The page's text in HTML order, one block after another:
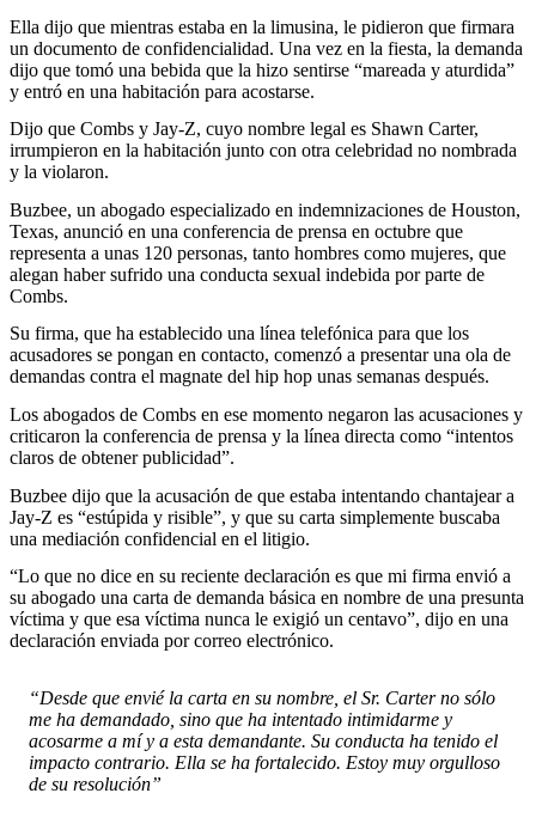
Ella dijo que mientras estaba en la limusina, le pidieron que firmara
un documento de confidencialidad. Una vez en la fiesta, la demanda
dijo que tomó una bebida que la hizo sentirse “mareada y aturdida”
y entró en una habitación para acostarse.
Dijo que Combs y Jay-Z, cuyo nombre legal es Shawn Carter,
irrumpieron en la habitación junto con otra celebridad no nombrada
y la violaron.
Buzbee, un abogado especializado en indemnizaciones de Houston,
Texas, anunció en una conferencia de prensa en octubre que
representa a unas 120 personas, tanto hombres como mujeres, que
alegan haber sufrido una conducta sexual indebida por parte de
Combs.
Su firma, que ha establecido una línea telefónica para que los
acusadores se pongan en contacto, comenzó a presentar una ola de
demandas contra el magnate del hip hop unas semanas después.
Los abogados de Combs en ese momento negaron las acusaciones y
criticaron la conferencia de prensa y la línea directa como “intentos
claros de obtener publicidad”.
Buzbee dijo que la acusación de que estaba intentando chantajear a
Jay-Z es “estúpida y risible”, y que su carta simplemente buscaba
una mediación confidencial en el litigio.
“Lo que no dice en su reciente declaración es que mi firma envió a
su abogado una carta de demanda básica en nombre de una presunta
víctima y que esa víctima nunca le exigió un centavo”, dijo en una
declaración enviada por correo electrónico.
“Desde que envié la carta en su nombre, el Sr. Carter no sólo
me ha demandado, sino que ha intentado intimidarme y
acosarme a mí y a esta demandante. Su conducta ha tenido el
impacto contrario. Ella se ha fortalecido. Estoy muy orgulloso
de su resolución”